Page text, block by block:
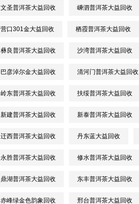
文圣普洱茶大益回收 嵊泗普洱茶大益回收
营口301金大益回收 栖霞普洱茶大益回收
彝良普洱茶大益回收 沙湾普洱茶大益回收
巴彦淖尔金大益回收 清河门普洱茶大益回收
岭东普洱茶大益回收 扶绥普洱茶大益回收
新建普洱茶大益回收 新泰普洱茶大益回收
迁西普洱茶大益回收 丹东蓝大益回收
永胜普洱茶大益回收 修水普洱茶大益回收
鼎湖普洱茶大益回收 东丰普洱茶大益回收
赤峰绿金色韵象回收 邢台普洱茶大益回收